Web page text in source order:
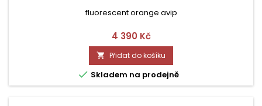
fluorescent orange avip
Cena
4 390 Kč
 Přidat do košíku
 Skladem na prodejně